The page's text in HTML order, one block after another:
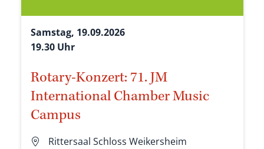
Samstag, 19.09.2026
19.30 Uhr
Rotary-Konzert: 71. JM
International Chamber Music
Campus
Rittersaal Schloss Weikersheim